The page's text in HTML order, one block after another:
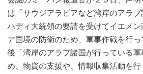
は「サウジアラビアなど湾岸のアラ
ハディ大統領の要請を受けてイエメ
ア国境の防衛のため、軍事作戦を行
後「湾岸のアラブ諸国が行っている
め、物資の支援や、情報収集活動を